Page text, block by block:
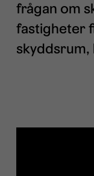
frågan om
fastigheter
skyddsrum,